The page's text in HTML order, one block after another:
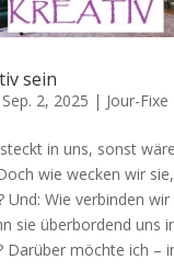
sein
Sep. 2, 2025 | Jour-Fixe
in uns, sonst
wie wecken wir
Und: Wie verbinden
sie überbordend uns
Darüber möchte ich –